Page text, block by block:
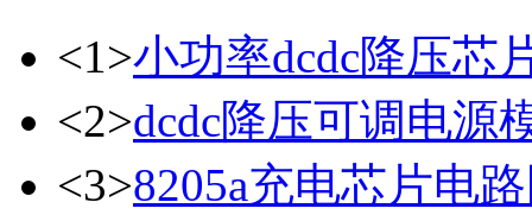
<1>小功率dcdc降压芯
<2>dcdc降压可调电源
<3>8205a充电芯片电